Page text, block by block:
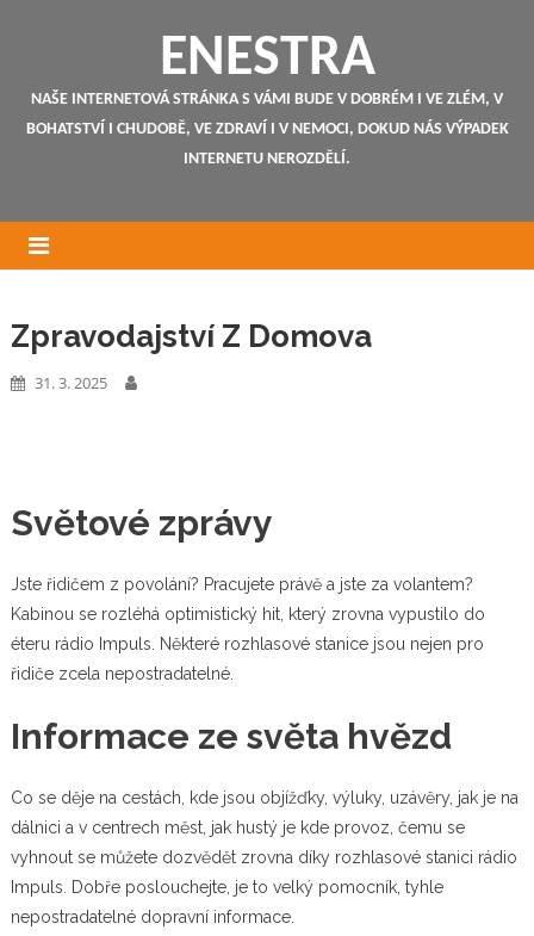
ENESTRA
NAŠE INTERNETOVÁ STRÁNKA S VÁMI BUDE V DOBRÉM I VE ZLÉM, V
BOHATSTVÍ I CHUDOBĚ, VE ZDRAVÍ I V NEMOCI, DOKUD NÁS VÝPADEK
INTERNETU NEROZDĚLÍ.
Zpravodajství Z Domova
31. 3. 2025
Světové zprávy
Jste řidičem z povolání? Pracujete právě a jste za volantem?
Kabinou se rozléhá optimistický hit, který zrovna vypustilo do
éteru rádio Impuls. Některé rozhlasové stanice jsou nejen pro
řidiče zcela nepostradatelné.
Informace ze světa hvězd
Co se děje na cestách, kde jsou objížďky, výluky, uzávěry, jak je na
dálnici a v centrech měst, jak hustý je kde provoz, čemu se
vyhnout se můžete dozvědět zrovna díky rozhlasové stanici rádio
Impuls . Dobře poslouchejte, je to velký pomocník, tyhle
nepostradatelné dopravní informace.